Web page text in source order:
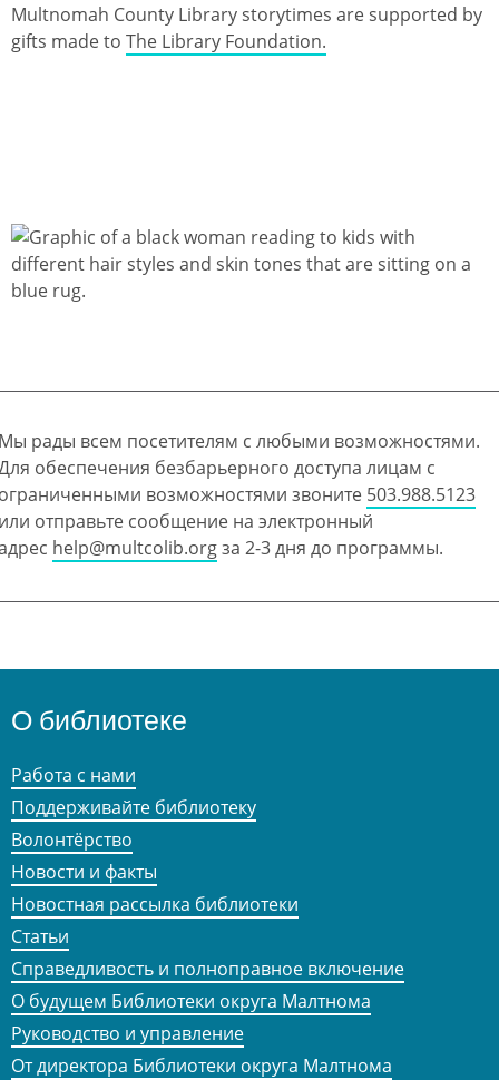
Multnomah County Library storytimes are supported by
gifts made to The Library Foundation.
рады всем посетителям с любыми возможностями.
обеспечения безбарьерного доступа лицам с
возможностями звоните 503.988.5123
отправьте сообщение на электронный
help@multcolib.orgза 2-3 дня до программы.
О библиотеке
Работа с нами
Поддерживайте библиотеку
Волонтёрство
Новости и факты
Новостная рассылка библиотеки
Статьи
Справедливость и полноправное включение
О будущем Библиотеки округа Малтнома
Руководство и управление
От директора Библиотеки округа Малтнома